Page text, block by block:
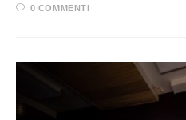
0 COMMENTI